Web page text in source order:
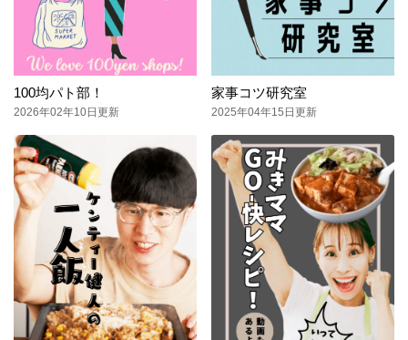
100均パト部！
2026年02年10日更新
家事コツ研究室
2025年04年15日更新